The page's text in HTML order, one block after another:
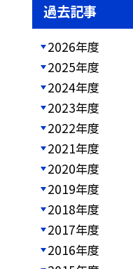
過去記事
2026年度
2025年度
2024年度
2023年度
2022年度
2021年度
2020年度
2019年度
2018年度
2017年度
2016年度